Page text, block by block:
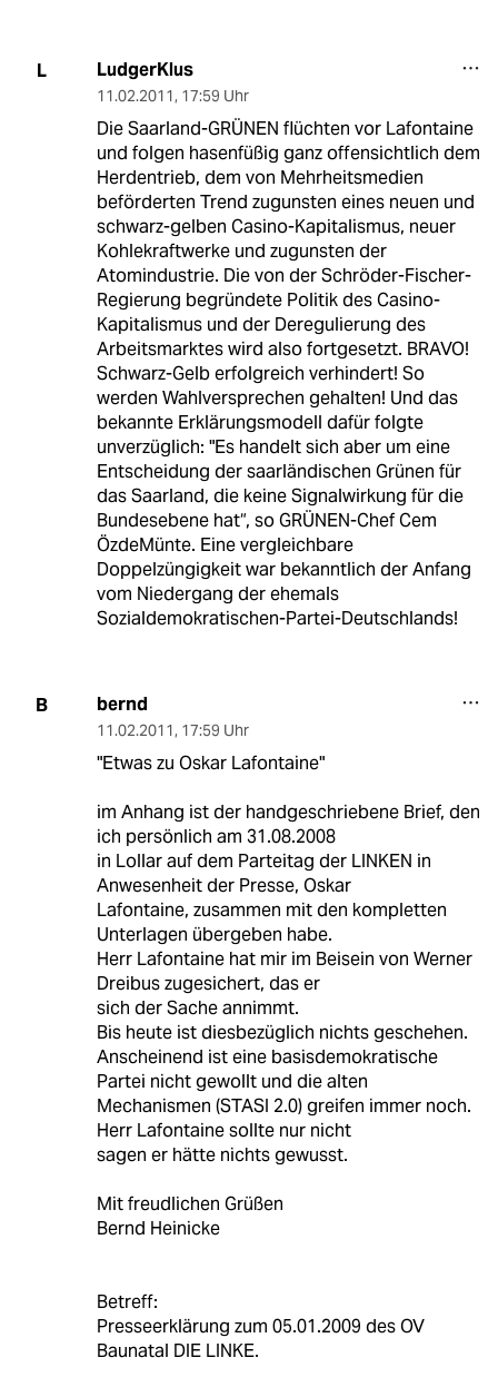
L LudgerKlus
11.02.2011, 17:59 Uhr
Die Saarland-GRÜNEN flüchten vor Lafontaine
und folgen hasenfüßig ganz offensichtlich dem
Herdentrieb, dem von Mehrheitsmedien
beförderten Trend zugunsten eines neuen und
schwarz-gelben Casino-Kapitalismus, neuer
Kohlekraftwerke und zugunsten der
Atomindustrie. Die von der Schröder-Fischer-
Regierung begründete Politik des Casino-
Kapitalismus und der Deregulierung des
Arbeitsmarktes wird also fortgesetzt. BRAVO!
Schwarz-Gelb erfolgreich verhindert! So
werden Wahlversprechen gehalten! Und das
bekannte Erklärungsmodell dafür folgte
unverzüglich: "Es handelt sich aber um eine
Entscheidung der saarländischen Grünen für
das Saarland, die keine Signalwirkung für die
Bundesebene hat“, so GRÜNEN-Chef Cem
ÖzdeMünte. Eine vergleichbare
Doppelzüngigkeit war bekanntlich der Anfang
vom Niedergang der ehemals
Sozialdemokratischen-Partei-Deutschlands!
B bernd
11.02.2011, 17:59 Uhr
"Etwas zu Oskar Lafontaine"
im Anhang ist der handgeschriebene Brief, den
ich persönlich am 31.08.2008
in Lollar auf dem Parteitag der LINKEN in
Anwesenheit der Presse, Oskar
Lafontaine, zusammen mit den kompletten
Unterlagen übergeben habe.
Herr Lafontaine hat mir im Beisein von Werner
Dreibus zugesichert, das er
sich der Sache annimmt.
Bis heute ist diesbezüglich nichts geschehen.
Anscheinend ist eine basisdemokratische
Partei nicht gewollt und die alten
Mechanismen (STASI 2.0) greifen immer noch.
Herr Lafontaine sollte nur nicht
sagen er hätte nichts gewusst.
Mit freudlichen Grüßen
Bernd Heinicke
Betreff:
Presseerklärung zum 05.01.2009 des OV
Baunatal DIE LINKE.